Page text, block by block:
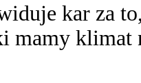
kar za
mamy klimat